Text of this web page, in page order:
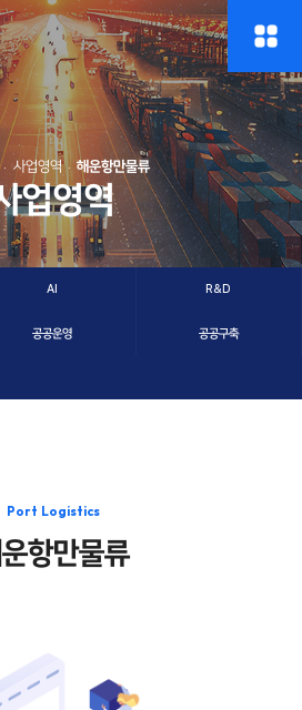
사업영역 해운항만물류
업영역
AI R&D
공공운영 공공구축
Port Logistics
항만물류